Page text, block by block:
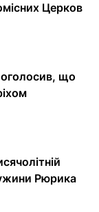
Церков
що
Рюрика